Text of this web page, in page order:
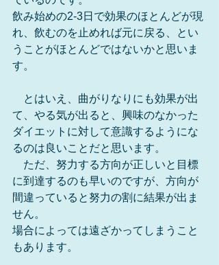
飲み始めの2-3日で効果のほとんどが現
れ、飲むのを止めれば元に戻る、とい
うことがほとんどではないかと思いま
す。
とはいえ、曲がりなりにも効果が出
て、やる気が出ると、興味のなかった
ダイエットに対して意識するようにな
るのは良いことだと思います。
ただ、努力する方向が正しいと目標
に到達するのも早いのですが、方向が
間違っていると努力の割に結果が出ま
せん。
場合によっては遠ざかってしまうこと
もあります。